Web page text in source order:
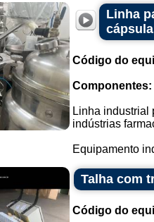
Linha
Código do
Componentes:
Linha industrial
indústrias
Equipamento
Talha com
Código do